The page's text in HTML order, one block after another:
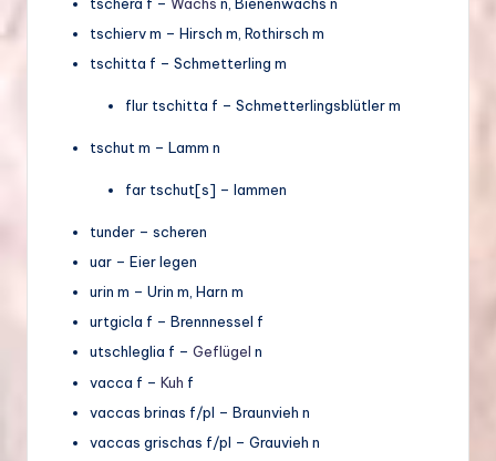
tschierv m – Hirsch m, Rothirsch m
tschitta f – Schmetterling m
flur tschitta f – Schmetterlingsblütler m
tschut m – Lamm n
far tschut[s] – lammen
tunder – scheren
uar – Eier legen
urin m – Urin m, Harn m
urtgicla f – Brennnessel f
utschleglia f – Geflügel n
vacca f – Kuh f
vaccas brinas f/pl – Braunvieh n
vaccas grischas f/pl – Grauvieh n